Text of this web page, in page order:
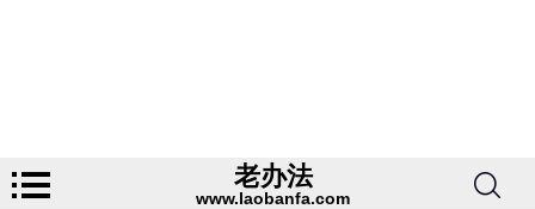
老办法
www.laobanfa.com